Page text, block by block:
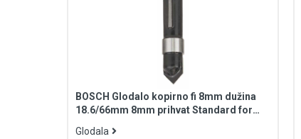
BOSCH Glodalo kopirno fi 8mm dužina
18.6/66mm 8mm prihvat Standard for
Glodala